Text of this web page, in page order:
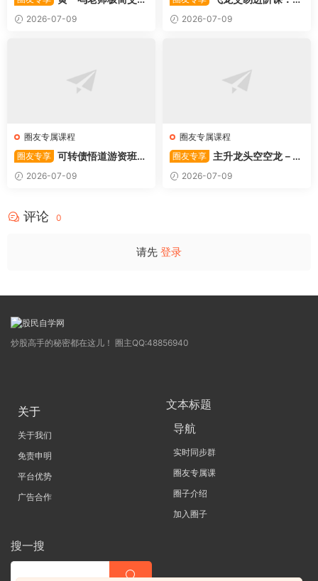
系统2026-07-09
振战法
2026-07-09
圈友专属课程
圈友专享 可转债悟道游资班出
奇系列悟道系列守正系列课程-
卓妍
2026-07-09
圈友专属课程
圈友专享
主升龙头空空龙－竞
价抢筹盘口的量化公式与十几
年的体系干货，全篇2026061
2026-07-09
评论 0
请先 登录
炒股高手的秘密都在这儿！ 圈主QQ:48856940
关于
关于我们
免责申明
平台优势
广告合作
文本标题
导航
实时同步群
圈友专属课
圈子介绍
加入圈子
搜一搜